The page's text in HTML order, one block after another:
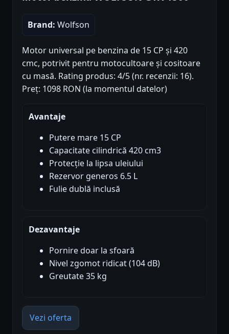
Brand: Wolfson
Motor universal pe benzina de 15 CP și 420
cmc, potrivit pentru motocultoare și cositoare
cu masă. Rating produs: 4/5 (nr. recenzii: 16).
Preț: 1098 RON (la momentul datelor)
Avantaje
Putere mare 15 CP
Capacitate cilindrică 420 cm3
Protecție la lipsa uleiului
Rezervor generos 6.5 L
Fulie dublă inclusă
Dezavantaje
Pornire doar la sfoară
Nivel zgomot ridicat (104 dB)
Greutate 35 kg
Vezi oferta